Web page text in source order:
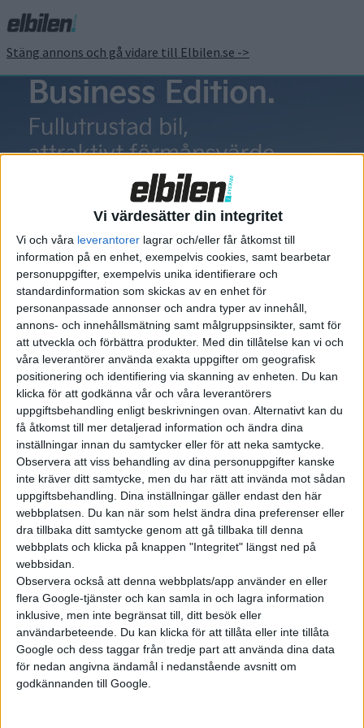
Vi värdesätter din integritet
Vi och våra leverantorer lagrar och/eller får åtkomst till
information på en enhet, exempelvis cookies, samt bearbetar
personuppgifter, exempelvis unika identifierare och
standardinformation som skickas av en enhet för
personanpassade annonser och andra typer av innehåll,
annons- och innehållsmätning samt målgruppsinsikter, samt för
att utveckla och förbättra produkter. Med din tillåtelse kan vi och
våra leverantörer använda exakta uppgifter om geografisk
positionering och identifiering via skanning av enheten. Du kan
klicka för att godkänna vår och våra leverantörers
uppgiftsbehandling enligt beskrivningen ovan. Alternativt kan du
få åtkomst till mer detaljerad information och ändra dina
inställningar innan du samtycker eller för att neka samtycke.
Observera att viss behandling av dina personuppgifter kanske
inte kräver ditt samtycke, men du har rätt att invända mot sådan
uppgiftsbehandling. Dina inställningar gäller endast den här
webbplatsen. Du kan när som helst ändra dina preferenser eller
dra tillbaka ditt samtycke genom att gå tillbaka till denna
webbplats och klicka på knappen "Integritet" längst ned på
webbsidan.
Observera också att denna webbplats/app använder en eller
flera Google-tjänster och kan samla in och lagra information
inklusive, men inte begränsat till, ditt besök eller
användarbeteende. Du kan klicka för att tillåta eller inte tillåta
Google och dess taggar från tredje part att använda dina data
för nedan angivna ändamål i nedanstående avsnitt om
godkännanden till Google.
Stäng annons och gå vidare till Elbilen.se ->
ID.7 Touring
Mest lästa
5 aug 2026
Uppgift: då kommer Volvos nya eldrivna volymmodell EX50
6 aug 2026
Nu även Byd – då vill jätten tillverka solid state-batterier
Volvokoncernen samarbetar med Toyota kring vätgas för tung
trafik
6 aug 2026
Helt enligt plan – nu byggs BMW i3
6 aug 2026
Säljstart för instegsversionen av ID. Polo
Elbilens nyhetsbrev
Håll dig uppdaterad om de senaste nyheterna!
Prenumerera